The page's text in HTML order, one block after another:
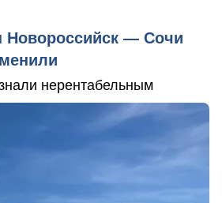
Новороссийск — Сочи
нерентабельным